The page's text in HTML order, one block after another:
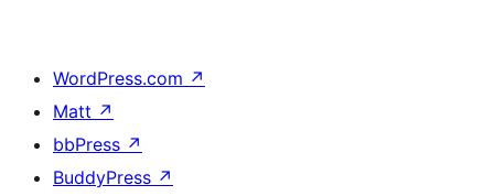
WordPress.com ↗
Matt ↗
bbPress ↗
BuddyPress ↗